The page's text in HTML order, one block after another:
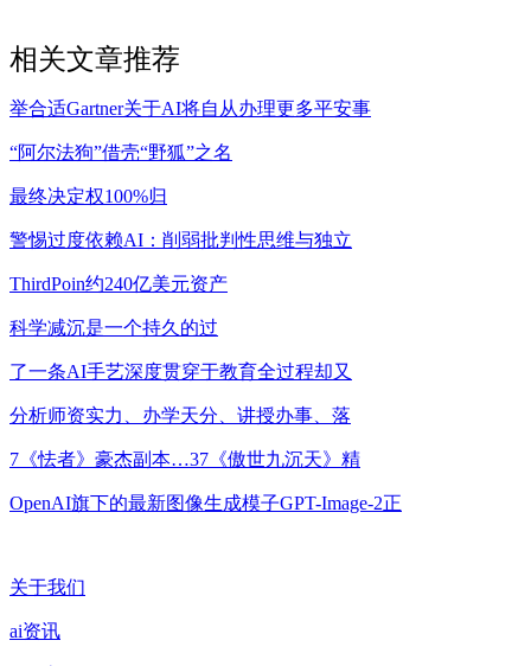
相关文章推荐
举合适Gartner关于AI将自从办理更多平安事
“阿尔法狗”借壳“野狐”之名
最终决定权100%归
警惕过度依赖AI：削弱批判性思维与独立
ThirdPoin约240亿美元资产
科学减沉是一个持久的过
了一条AI手艺深度贯穿于教育全过程却又
分析师资实力、办学天分、讲授办事、落
7《怯者》豪杰副本…37《傲世九沉天》精
OpenAI旗下的最新图像生成模子GPT-Image-2正
关于我们
ai资讯